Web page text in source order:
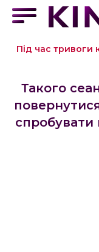
Під час тривоги
Такого
спробувати